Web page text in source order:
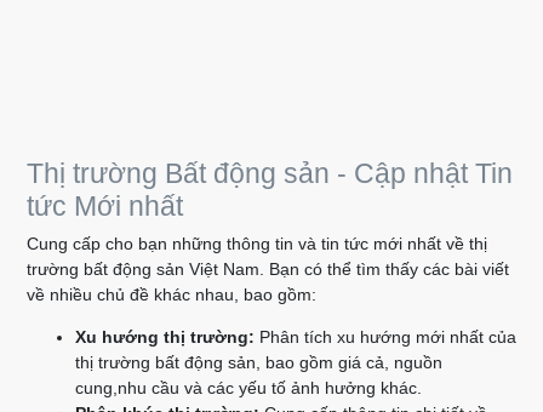
Thị trường Bất động sản - Cập nhật Tin
tức Mới nhất
Cung cấp cho bạn những thông tin và tin tức mới nhất về thị
trường bất động sản Việt Nam. Bạn có thể tìm thấy các bài viết
về nhiều chủ đề khác nhau, bao gồm:
Xu hướng thị trường: Phân tích xu hướng mới nhất của
thị trường bất động sản, bao gồm giá cả, nguồn
cung,nhu cầu và các yếu tố ảnh hưởng khác.